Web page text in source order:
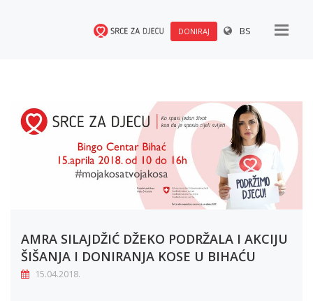
DONIRAJ BS
AMRA SILAJDŽIĆ DŽEKO PODRŽALA I AKCIJU
ŠIŠANJA I DONIRANJA KOSE U BIHAĆU
15.04.2018.